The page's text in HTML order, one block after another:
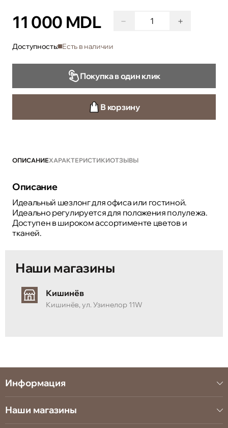
11 000 MDL − +
Доступность: Есть в наличии
Покупка в один клик
В корзину
ОПИСАНИЕХАРАКТЕРИСТИКИОТЗЫВЫ
Описание
Идеальный шезлонг для офиса или гостиной.
Идеально регулируется для положения полулежа.
Доступен в широком ассортименте цветов и
тканей.
Наши магазины
Кишинёв
Кишинёв, ул. Узинелор 11W
Информация
Наши магазины